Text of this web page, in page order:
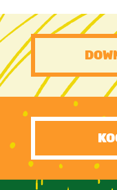
PRE
FOOTER
CTA